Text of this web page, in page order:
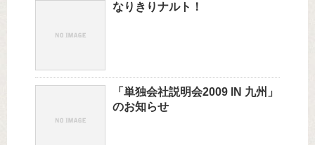
なりきりナルト！
「単独会社説明会2009 IN 九州」
のお知らせ